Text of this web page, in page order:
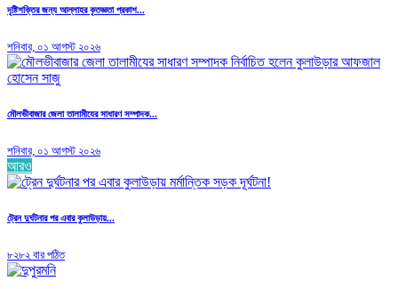
দৃষ্টিশক্তির জন্য আল্লাহর কৃতজ্ঞতা প্রকাশ...
শনিবার, ০১ আগস্ট ২০২৬
মৌলভীবাজার জেলা তালামীযের সাধারণ সম্পাদক...
শনিবার, ০১ আগস্ট ২০২৬
আরও
ট্রেন দুর্ঘটনার পর এবার কুলাউড়ায়...
৮২৮২ বার পঠিত